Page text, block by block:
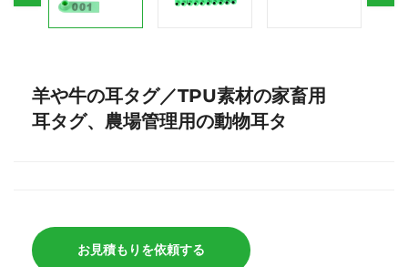
羊や牛の耳タグ／TPU素材の家畜用
耳タグ、農場管理用の動物耳タ
お見積もりを依頼する